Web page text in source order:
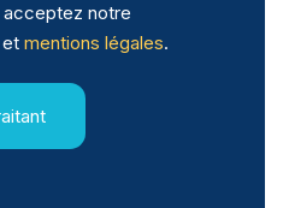
acceptez notre
et mentions légales.